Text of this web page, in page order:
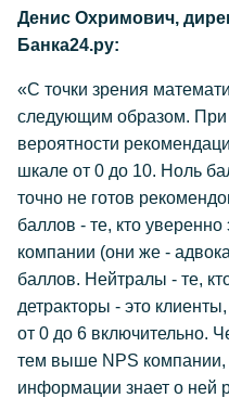
Денис Охримович,
Банка24.ру:
«С точки зрения
следующим образом. При
вероятности
шкале от 0 до 10. Ноль
точно не готов
баллов - те, кто
компании (они же -
баллов. Нейтралы - те,
детракторы - это
от 0 до 6 включительно.
тем выше NPS
информации знает о ней